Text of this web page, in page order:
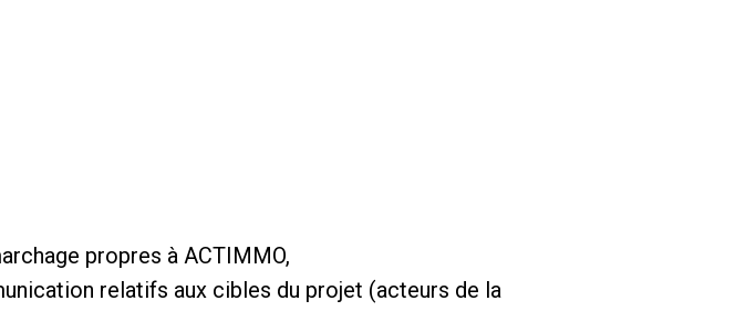
propres à ACTIMMO,
relatifs aux cibles du projet (acteurs de la